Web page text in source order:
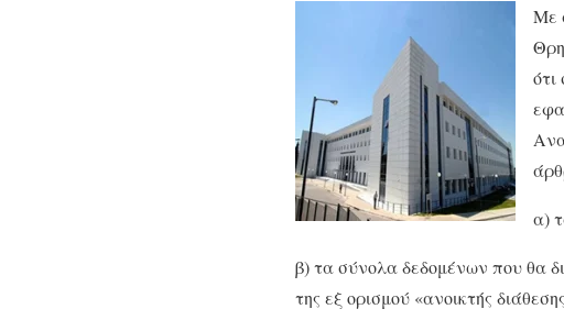
Με
α)
β) τα σύνολα δεδομένων που θα
της εξ ορισμού «ανοικτής